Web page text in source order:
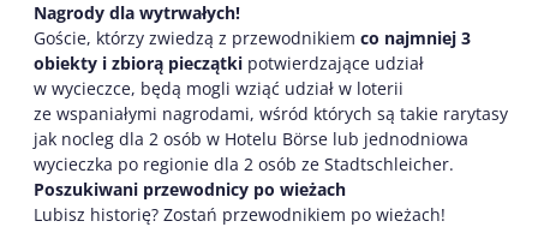
Nagrody dla wytrwałych!
Goście, którzy zwiedzą z przewodnikiem co najmniej 3
obiekty i zbiorą pieczątki potwierdzające udział
w wycieczce, będą mogli wziąć udział w loterii
ze wspaniałymi nagrodami, wśród których są takie rarytasy
jak nocleg dla 2 osób w Hotelu Börse lub jednodniowa
wycieczka po regionie dla 2 osób ze Stadtschleicher.
Poszukiwani przewodnicy po wieżach
Lubisz historię? Zostań przewodnikiem po wieżach!